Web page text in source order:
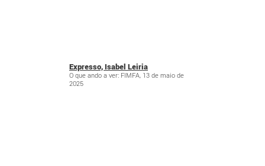
Expresso, Isabel Leiria
O que ando a ver: FIMFA, 13 de maio de
2025